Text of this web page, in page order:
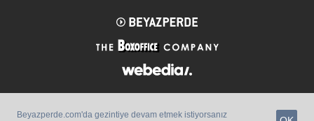
Beyazperde.com'da gezintiye devam etmek istiyorsanız